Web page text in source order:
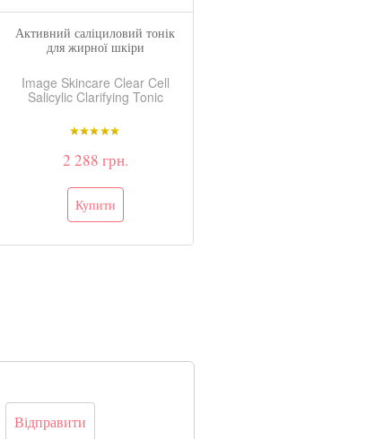
Активний саліциловий тонік
для жирної шкіри
Image Skincare Clear Cell
Salicylic Clarifying Tonic
2 288 грн.